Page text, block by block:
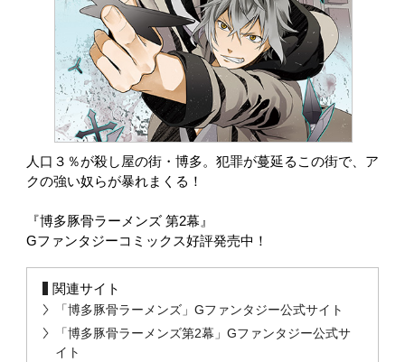
スクウェア・エニックス サイト内検索
人口３％が殺し屋の街・博多。犯罪が蔓延るこの街で、ア
クの強い奴らが暴れまくる！
『博多豚骨ラーメンズ 第2幕』
Gファンタジーコミックス好評発売中！
関連サイト
「博多豚骨ラーメンズ」Gファンタジー公式サイト
「博多豚骨ラーメンズ第2幕」Gファンタジー公式サ
イト